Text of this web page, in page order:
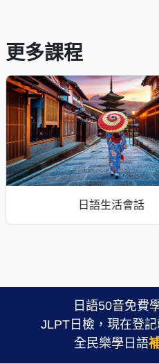
更多課程
日語生活會話
日語50音免費
JLPT日檢，現在登
全民樂學日語